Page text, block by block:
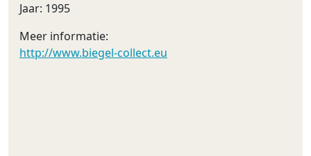
Jaar: 1995
Meer informatie:
http://www.biegel-collect.eu